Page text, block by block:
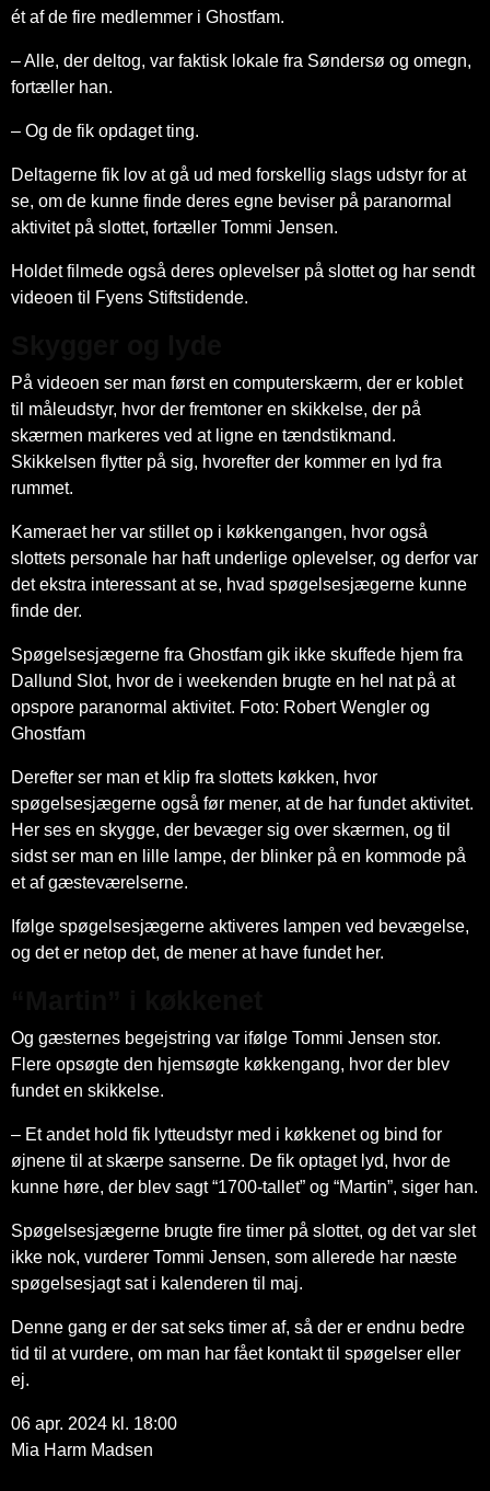
ét af de fire medlemmer i Ghostfam.
– Alle, der deltog, var faktisk lokale fra Søndersø og omegn,
fortæller han.
– Og de fik opdaget ting.
Deltagerne fik lov at gå ud med forskellig slags udstyr for at
se, om de kunne finde deres egne beviser på paranormal
aktivitet på slottet, fortæller Tommi Jensen.
Holdet filmede også deres oplevelser på slottet og har sendt
videoen til Fyens Stiftstidende.
På videoen ser man først en computerskærm, der er koblet
til måleudstyr, hvor der fremtoner en skikkelse, der på
skærmen markeres ved at ligne en tændstikmand.
Skikkelsen flytter på sig, hvorefter der kommer en lyd fra
rummet.
Kameraet her var stillet op i køkkengangen, hvor også
slottets personale har haft underlige oplevelser, og derfor var
det ekstra interessant at se, hvad spøgelsesjægerne kunne
finde der.
Spøgelsesjægerne fra Ghostfam gik ikke skuffede hjem fra
Dallund Slot, hvor de i weekenden brugte en hel nat på at
opspore paranormal aktivitet. Foto: Robert Wengler og
Ghostfam
Derefter ser man et klip fra slottets køkken, hvor
spøgelsesjægerne også før mener, at de har fundet aktivitet.
Her ses en skygge, der bevæger sig over skærmen, og til
sidst ser man en lille lampe, der blinker på en kommode på
et af gæsteværelserne.
Ifølge spøgelsesjægerne aktiveres lampen ved bevægelse,
og det er netop det, de mener at have fundet her.
Og gæsternes begejstring var ifølge Tommi Jensen stor.
Flere opsøgte den hjemsøgte køkkengang, hvor der blev
fundet en skikkelse.
– Et andet hold fik lytteudstyr med i køkkenet og bind for
øjnene til at skærpe sanserne. De fik optaget lyd, hvor de
kunne høre, der blev sagt “1700-tallet” og “Martin”, siger han.
Spøgelsesjægerne brugte fire timer på slottet, og det var slet
ikke nok, vurderer Tommi Jensen, som allerede har næste
spøgelsesjagt sat i kalenderen til maj.
Denne gang er der sat seks timer af, så der er endnu bedre
tid til at vurdere, om man har fået kontakt til spøgelser eller
ej.
06 apr. 2024 kl. 18:00
Mia Harm Madsen